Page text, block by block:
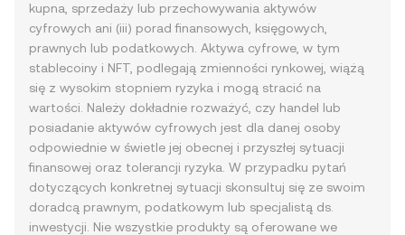
kupna, sprzedaży lub przechowywania aktywów
cyfrowych ani (iii) porad finansowych, księgowych,
prawnych lub podatkowych. Aktywa cyfrowe, w tym
stablecoiny i NFT, podlegają zmienności rynkowej, wiążą
się z wysokim stopniem ryzyka i mogą stracić na
wartości. Należy dokładnie rozważyć, czy handel lub
posiadanie aktywów cyfrowych jest dla danej osoby
odpowiednie w świetle jej obecnej i przyszłej sytuacji
finansowej oraz tolerancji ryzyka. W przypadku pytań
dotyczących konkretnej sytuacji skonsultuj się ze swoim
doradcą prawnym, podatkowym lub specjalistą ds.
inwestycji. Nie wszystkie produkty są oferowane we